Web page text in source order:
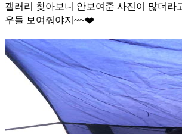
갤러리 찾아보니 안보여준 사진이 많더
우들 보여줘야지~~❤️